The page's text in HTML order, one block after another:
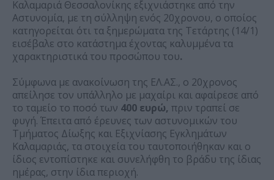
Καλαμαριά Θεσσαλονίκης εξιχνιάστηκε από την
Αστυνομία, με τη σύλληψη ενός 20χρονου, ο οποίος
κατηγορείται ότι τα ξημερώματα της Τετάρτης (14/1)
εισέβαλε στο κατάστημα έχοντας καλυμμένα τα
χαρακτηριστικά του προσώπου του.
Σύμφωνα με ανακοίνωση της ΕΛ.ΑΣ., ο 20χρονος
απείλησε τον υπάλληλο με μαχαίρι και αφαίρεσε από
το ταμείο το ποσό των 400 ευρώ, πριν τραπεί σε
φυγή. Έπειτα από έρευνες των αστυνομικών του
Τμήματος Δίωξης και Εξιχνίασης Εγκλημάτων
Καλαμαριάς, τα στοιχεία του ταυτοποιήθηκαν και ο
ίδιος εντοπίστηκε και συνελήφθη το βράδυ της ίδιας
ημέρας, στην ίδια περιοχή.